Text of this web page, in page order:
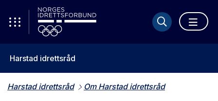
Harstad idrettsråd
Harstad idrettsråd Om Harstad idrettsråd